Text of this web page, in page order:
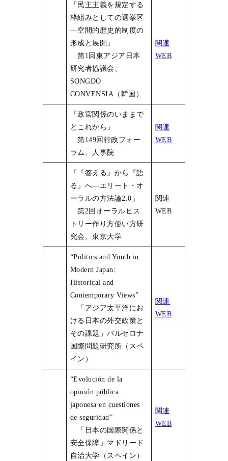
「民主主義を規定する
枠組みとしての選挙区
―空間的歴史的制度の
形成と展開」
第1回東アジア日本
研究者協議会、
SONGDO
CONVENSIA（韓国）
関連
WEB
「政官関係のいままで
とこれから」
第149回行政フォー
ラム、人事院
関連
WEB
「『答える』から『語
る』へ―エリート・オ
ーラルの方法論2.0」
第2回オーラルヒス
トリー作り方使い方研
究会、東京大学
関連
WEB
“Politics and Youth in
Modern Japan:
Historical and
Contemporary Views”
「アジア太平洋にお
ける日本の外交政策と
その課題」バルセロナ
国際問題研究所（スペ
イン）
関連
WEB
“Evolución de la
opinión pública
japonesa en cuestiones
de seguridad”
「日本の国際関係と
安全保障」マドリード
自治大学（スペイン）
関連
WEB